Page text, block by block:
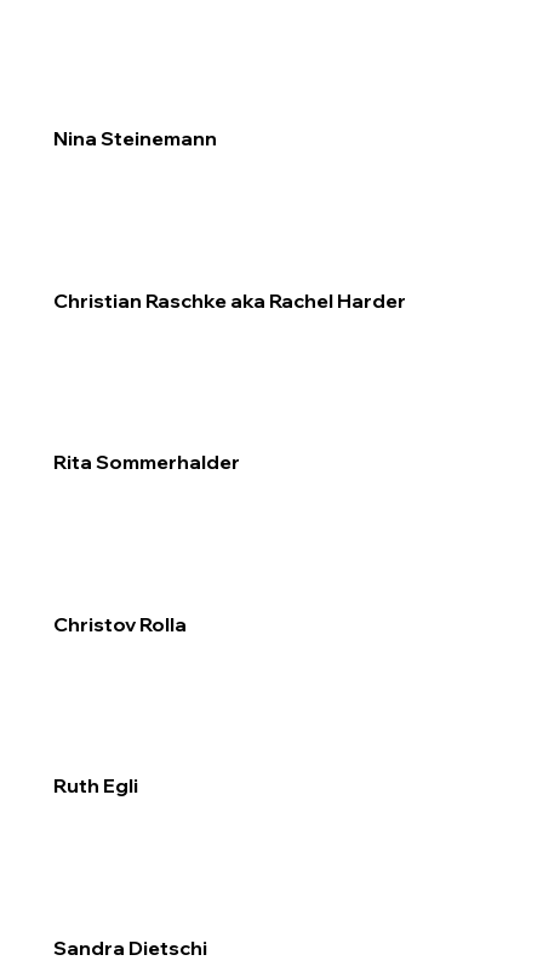
Nina Steinemann
Christian Raschke aka Rachel Harder
Rita Sommerhalder
Christov Rolla
Ruth Egli
Sandra Dietschi